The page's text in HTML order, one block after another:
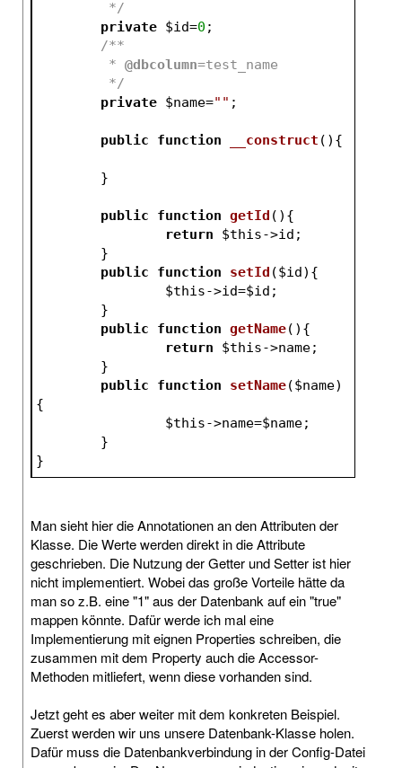
	 */
private $id=0 ;
/**
	 *
@dbcolumn=test_name
	 */
private $name="" ;
public function __construct () {
	}
public function getId () {
return
$this->id;
public
function setId ($id) {
$this->id=$id ;
public
function getName() {
return
$this->name;
public
function setName($name)
{
$this->name=$name;
	}
}
Man sieht hier die Annotationen an den Attributen der
Klasse. Die Werte werden direkt in die Attribute
geschrieben. Die Nutzung der Getter und Setter ist hier
nicht implementiert. Wobei das große Vorteile hätte da
man so z.B. eine "1" aus der Datenbank auf ein "true"
mappen könnte. Dafür werde ich mal eine
Implementierung mit eignen Properties schreiben, die
zusammen mit dem Property auch die Accessor-
Methoden mitliefert, wenn diese vorhanden sind.
Jetzt geht es aber weiter mit dem konkreten Beispiel.
Zuerst werden wir uns unsere Datenbank-Klasse holen.
Dafür muss die Datenbankverbindung in der Config-Datei